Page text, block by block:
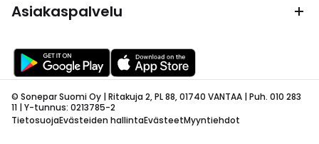
Asiakaspalvelu
© Sonepar Suomi Oy | Ritakuja 2, PL 88, 01740 VANTAA | Puh. 010 283
11 | Y-tunnus: 0213785-2
TietosuojaEvästeiden hallintaEvästeetMyyntiehdot